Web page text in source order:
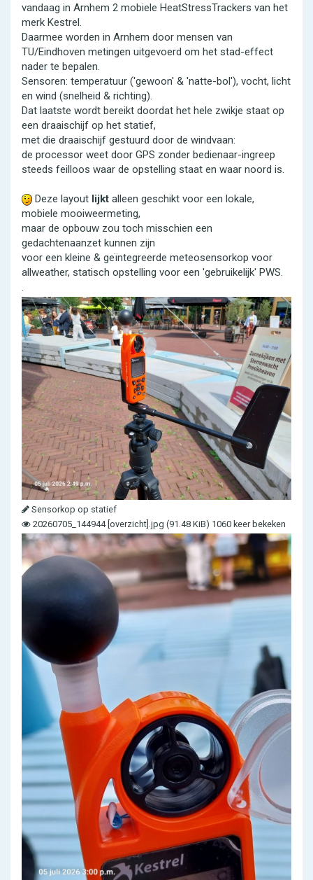
vandaag in Arnhem 2 mobiele HeatStressTrackers van het
merk Kestrel.
Daarmee worden in Arnhem door mensen van
TU/Eindhoven metingen uitgevoerd om het stad-effect
nader te bepalen.
Sensoren: temperatuur ('gewoon' & 'natte-bol'), vocht, licht
en wind (snelheid & richting).
Dat laatste wordt bereikt doordat het hele zwikje staat op
een draaischijf op het statief,
met die draaischijf gestuurd door de windvaan:
de processor weet door GPS zonder bedienaar-ingreep
steeds feilloos waar de opstelling staat en waar noord is.
Deze layout lijkt alleen geschikt voor een lokale,
mobiele mooiweermeting,
maar de opbouw zou toch misschien een
gedachtenaanzet kunnen zijn
voor een kleine & geïntegreerde meteosensorkop voor
allweather, statisch opstelling voor een 'gebruikelijk' PWS.
.
Sensorkop op statief
20260705_144944 [overzicht].jpg (91.48 KiB) 1060 keer bekeken